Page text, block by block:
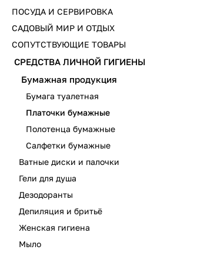
ПОСУДА И СЕРВИРОВКА
САДОВЫЙ МИР И ОТДЫХ
СОПУТСТВУЮЩИЕ ТОВАРЫ
СРЕДСТВА ЛИЧНОЙ ГИГИЕНЫ
Бумажная продукция
Бумага туалетная
Платочки бумажные
Полотенца бумажные
Салфетки бумажные
Ватные диски и палочки
Гели для душа
Дезодоранты
Депиляция и бритьё
Женская гигиена
Мыло